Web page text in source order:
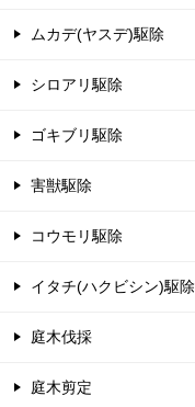
ムカデ(ヤスデ)駆除
シロアリ駆除
ゴキブリ駆除
害獣駆除
コウモリ駆除
イタチ(ハクビシン)駆除
庭木伐採
庭木剪定